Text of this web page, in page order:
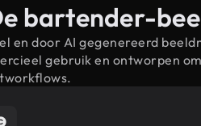
bartender-
en door AI gegenereerd
gebruik en ontworpen